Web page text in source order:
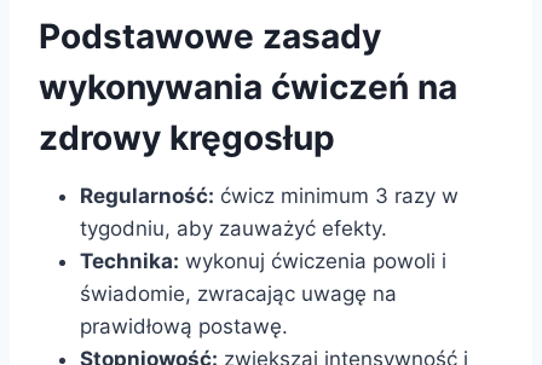
Podstawowe zasady
wykonywania ćwiczeń na
zdrowy kręgosłup
Regularność: ćwicz minimum 3 razy w
tygodniu, aby zauważyć efekty.
Technika: wykonuj ćwiczenia powoli i
świadomie, zwracając uwagę na
prawidłową postawę.
Stopniowość: zwiększaj intensywność i